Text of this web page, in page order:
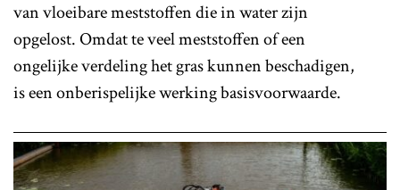
van vloeibare meststoffen die in water zijn
opgelost. Omdat te veel meststoffen of een
ongelijke verdeling het gras kunnen beschadigen,
is een onberispelijke werking basisvoorwaarde.